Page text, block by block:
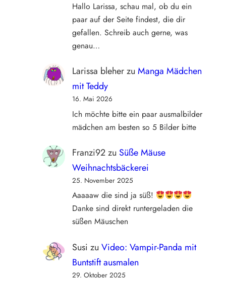
Hallo Larissa, schau mal, ob du ein
paar auf der Seite findest, die dir
gefallen. Schreib auch gerne, was
genau…
Larissa bleherzu Manga Mädchen
mit Teddy
16. Mai 2026
Ich möchte bitte ein paar ausmalbilder
mädchen am besten so 5 Bilder bitte
Franzi92zu Süße Mäuse
Weihnachtsbäckerei
25. November 2025
Aaaaaw die sind ja süß!
Danke sind direkt runtergeladen die
süßen Mäuschen
Susi zu Video: Vampir-Panda mit
Buntstift ausmalen
29. Oktober 2025